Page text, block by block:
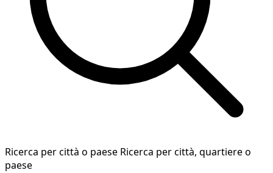
Ricerca per città o paese Ricerca per città, quartiere o
paese